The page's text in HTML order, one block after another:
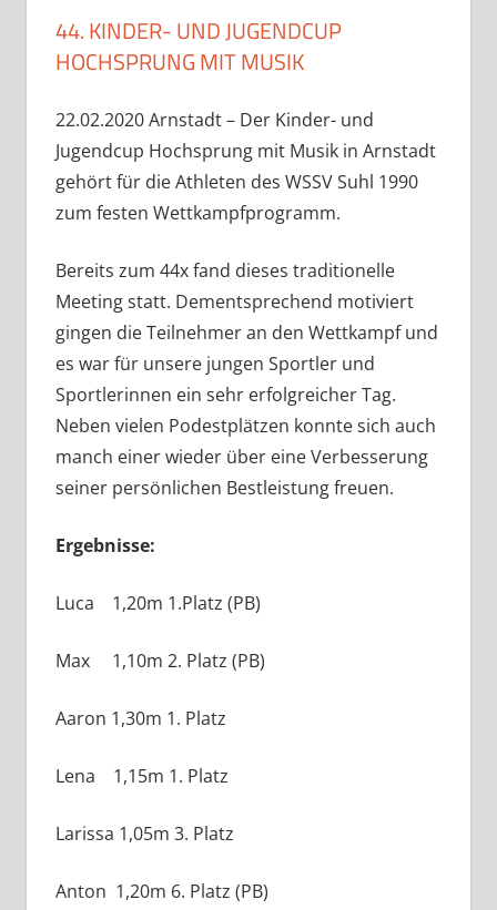
44. KINDER- UND JUGENDCUP
HOCHSPRUNG MIT MUSIK
22.02.2020 Arnstadt – Der Kinder- und
Jugendcup Hochsprung mit Musik in Arnstadt
gehört für die Athleten des WSSV Suhl 1990
zum festen Wettkampfprogramm.
Bereits zum 44x fand dieses traditionelle
Meeting statt. Dementsprechend motiviert
gingen die Teilnehmer an den Wettkampf und
es war für unsere jungen Sportler und
Sportlerinnen ein sehr erfolgreicher Tag.
Neben vielen Podestplätzen konnte sich auch
manch einer wieder über eine Verbesserung
seiner persönlichen Bestleistung freuen.
Ergebnisse:
Luca 1,20m 1.Platz (PB)
Max 1,10m 2. Platz (PB)
Aaron 1,30m 1. Platz
Lena 1,15m 1. Platz
Larissa 1,05m 3. Platz
Anton 1,20m 6. Platz (PB)